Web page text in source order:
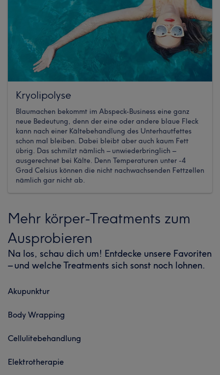
Kryolipolyse
Blaumachen bekommt im Abspeck-Business eine ganz
neue Bedeutung, denn der eine oder andere blaue Fleck
kann nach einer Kältebehandlung des Unterhautfettes
schon mal bleiben. Dabei bleibt aber auch kaum Fett
übrig. Das schmilzt nämlich – unwiederbringlich –
ausgerechnet bei Kälte. Denn Temperaturen unter -4
Grad Celsius können die nicht nachwachsenden Fettzellen
nämlich gar nicht ab.
Mehr körper-Treatments zum
Ausprobieren
Na los, schau dich um! Entdecke unsere Favoriten
– und welche Treatments sich sonst noch lohnen.
Akupunktur
Body Wrapping
Cellulitebehandlung
Elektrotherapie